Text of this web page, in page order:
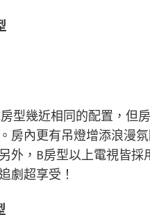
型幾近相同的配置，但
房內更有吊燈增添浪漫
外，B房型以上電視皆
劇超享受！